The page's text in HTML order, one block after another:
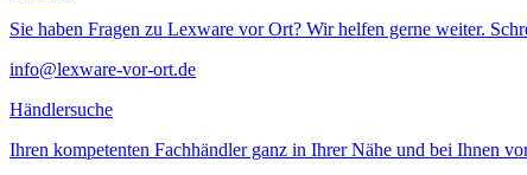
Sie haben Fragen zu Lexware vor Ort? Wir helfen gerne weiter.
info@lexware-vor-ort.de
Händlersuche
Ihren kompetenten Fachhändler ganz in Ihrer Nähe und bei Ihnen